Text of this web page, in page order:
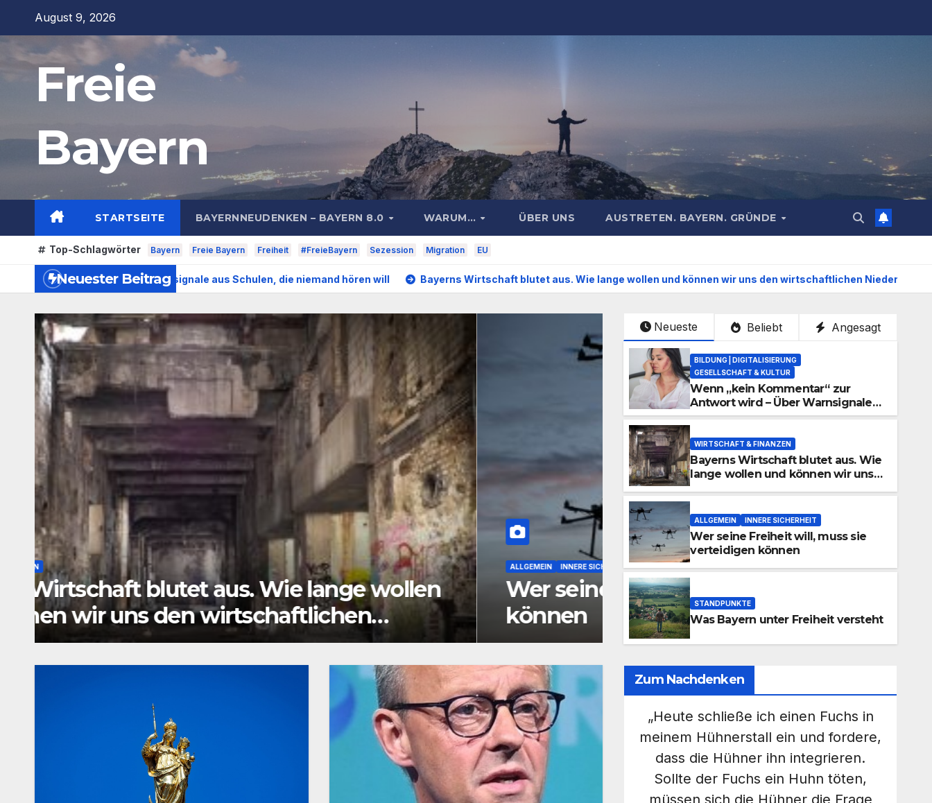
springen
August 9, 2026
Freie
Bayern
STARTSEITE BAYERNNEUDENKEN – BAYERN 8.0 WARUM… ÜBER UNS AUSTRETEN. BAYERN. GRÜNDE
Top-Schlagwörter Bayern Freie Bayern Freiheit #FreieBayern Sezession Migration EU
Neuester Beitrag
– Über Warnsignale aus Schulen, die niemand hören will Bayerns Wirtschaft blutet aus. Wie lange wollen und können wir uns den wirtschaftlichen Niedergang noch leisten?
ALLGEMEIN INNERE SICHERHEIT
Wer seine Freiheit will, muss sie verteidigen
können
STANDPUNKTE
Was Bayern unter Freiheit
Neueste Beliebt Angesagt
BILDUNG | DIGITALISIERUNG
GESELLSCHAFT & KULTUR
Wenn „kein Kommentar“ zur
Antwort wird – Über Warnsignale
aus Schulen, die niemand hören
WIRTSCHAFT & FINANZEN
Bayerns Wirtschaft blutet aus. Wie
lange wollen und können wir uns
ALLGEMEIN INNERE SICHERHEIT
Wer seine Freiheit will, muss sie
verteidigen können
STANDPUNKTE
Was Bayern unter Freiheit versteht
Zum Nachdenken
„Heute schließe ich einen Fuchs in
meinem Hühnerstall ein und fordere,
dass die Hühner ihn integrieren.
Sollte der Fuchs ein Huhn töten,
müssen sich die Hühner die Frage